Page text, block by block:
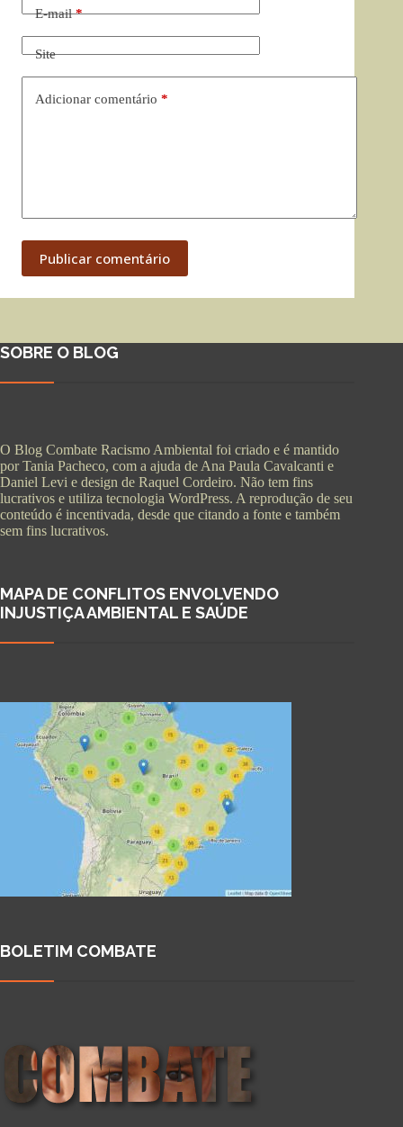
E-mail*
Site
Adicionar comentário *
Publicar comentário
SOBRE O BLOG
O Blog Combate Racismo Ambiental foi criado e é mantido
por Tania Pacheco, com a ajuda de Ana Paula Cavalcanti e
Daniel Levi e design de Raquel Cordeiro. Não tem fins
lucrativos e utiliza tecnologia WordPress. A reprodução de seu
conteúdo é incentivada, desde que citando a fonte e também
sem fins lucrativos.
MAPA DE CONFLITOS ENVOLVENDO
INJUSTIÇA AMBIENTAL E SAÚDE
BOLETIM COMBATE